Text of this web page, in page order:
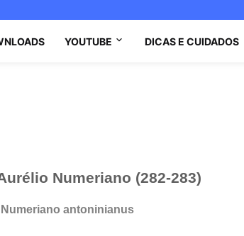
YOUTUBE DICAS E CUIDADOS
Numeriano (282-283)